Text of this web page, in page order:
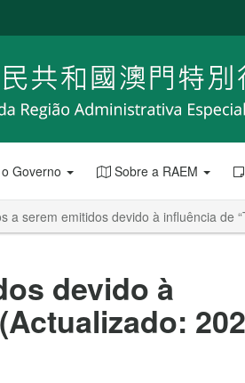
Governo Sobre a RAEM
a serem emitidos devido à influência de
devido à